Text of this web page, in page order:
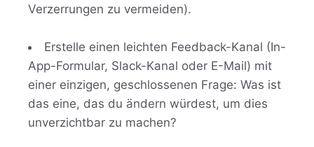
Verzerrungen zu vermeiden).
Erstelle einen leichten Feedback-Kanal (In-
App-Formular, Slack-Kanal oder E-Mail) mit
einer einzigen, geschlossenen Frage: Was ist
das eine, das du ändern würdest, um dies
unverzichtbar zu machen?